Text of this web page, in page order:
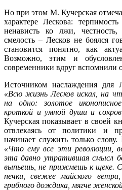
Но при этом М. Кучерская
характере Лескова:
ненависть ко лжи,
смелость – Лесков не боялся
становится понятно, как
Возможно, этим и
современники вдруг вспомнили
Источником наслаждения для
«Всю жизнь Лесков искал, на
на одно: золотое
кроткой и умной души и
Кучерская показывает в своей
отвлекаясь от политики и
начинает служить только
«Что ему все эти революции,
эта давно утратившая смысл
выпьешь, не прижмешь к щеке.
печки, свежее майского
грибного дождика, мягче